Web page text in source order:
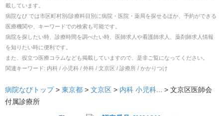
載しています。
病院なび では市区町村別/診療科目別に病院・医院・薬局を探せるほか、予約ができる
医療機関や、キーワードでの検索も可能です。
病院を探したい時、診療時間を調べたい時、医師求人や看護師求人、薬剤師求人情報
を知りたい時に便利です。
また、役立つ医療コラムなども掲載していますので、是非ご覧になってください。
関連キーワード: 内科 / 小児科 / 外科 / 文京区 / 診療所 / かかりつけ
病院なびトップ > 東京都 > 文京区 > 内科 小児科 ... > 文京区医師会
付属診療所